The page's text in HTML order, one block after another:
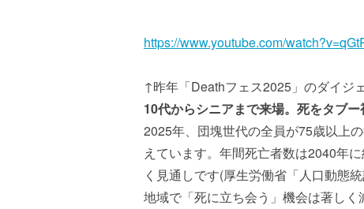
https://www.youtube.com/
↑昨年「Deathフェス2025」のダイジ
10代からシニアまで来場。死をタブ
2025年、団塊世代の全員が75歳以上
えています。年間死亡者数は2040年
く見通しです(厚生労働省「人口動態
地域で「死に立ち会う」機会は著し